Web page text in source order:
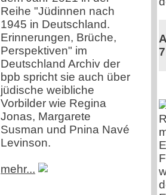
Reihe "Jüdinnen nach
1945 in Deutschland.
Erinnerungen, Brüche,
Perspektiven" im
Deutschland Archiv der
bpb spricht sie auch über
jüdische weibliche
Vorbilder wie Regina
Jonas, Margarete
Susman und Pnina Navé
Levinson.
mehr...